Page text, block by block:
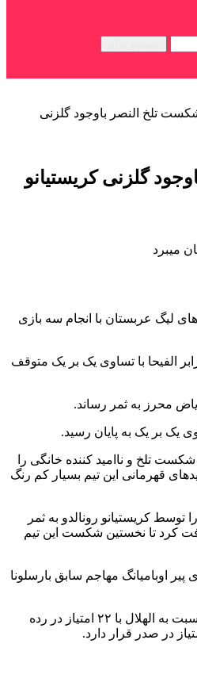
تلخ النصر باوجود گلزنی
گلزنی کریستیانو
لیگ عربستان با انجام سه بازی
الفیحا با تساوی یک بر یک متوقف
محرز به ثمر رساند.
یک بر یک به پایان رسید.
تلخ و ناامید کننده خانگی را
قهرمانی این تیم بسیار کم رنگ
کریستیانو رونالدو به ثمر
کرد تا نخستین شکست این تیم
پیر اوبامیانگ مهاجم سابق بارسلونا
النصر باوجود یک بازی بیشتر نسبت به الهلال با ۲۲ امتیاز در رده